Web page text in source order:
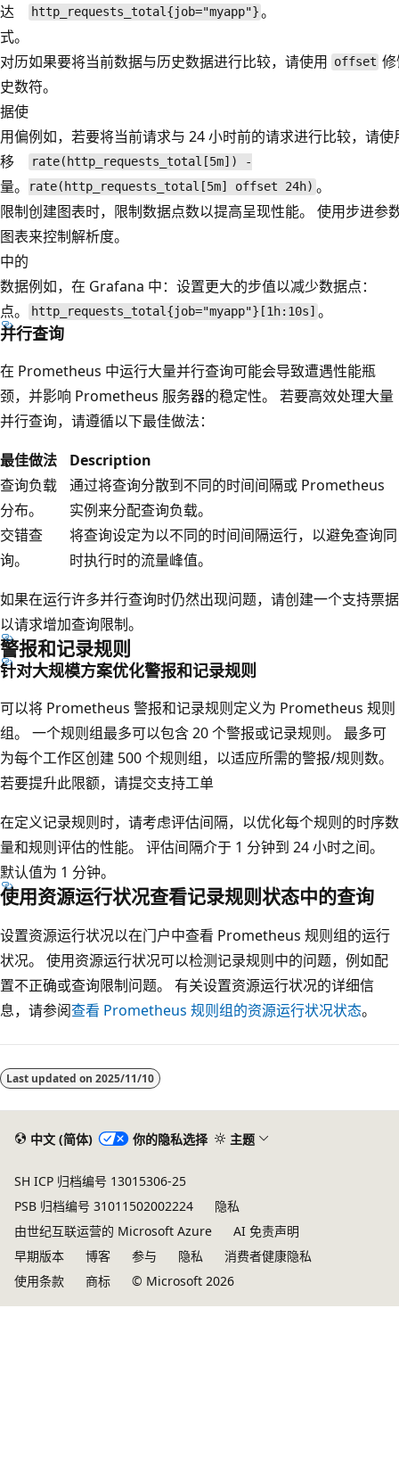
达
式。
http_requests_total{job="myapp"} 。
对历
史数
据使
用偏
移
量。
如果要将当前数据与历史数据进行比较，请使用 offset
符。
例如，若要将当前请求与 24 小时前的请求进行比较，请使
rate(http_requests_total[5m]) -
rate(http_requests_total[5m] offset 24h) 。
限制
图表
中的
数据
点。
创建图表时，限制数据点数以提高呈现性能。 使用步进参
来控制解析度。
例如，在 Grafana 中：设置更大的步值以减少数据点：
http_requests_total{job="myapp"}[1h:10s] 。
并行查询
在 Prometheus 中运行大量并行查询可能会导致遭遇性能瓶
颈，并影响 Prometheus 服务器的稳定性。 若要高效处理大量
并行查询，请遵循以下最佳做法：
最佳做法
Description
查询负载
分布。
通过将查询分散到不同的时间间隔或 Prometheus
实例来分配查询负载。
交错查
询。
将查询设定为以不同的时间间隔运行，以避免查询同
时执行时的流量峰值。
如果在运行许多并行查询时仍然出现问题，请创建一个支持票据
以请求增加查询限制。
警报和记录规则
针对大规模方案优化警报和记录规则
可以将 Prometheus 警报和记录规则定义为 Prometheus 规则
组。 一个规则组最多可以包含 20 个警报或记录规则。 最多可
为每个工作区创建 500 个规则组，以适应所需的警报/规则数。
若要提升此限额，请提交支持工单
在定义记录规则时，请考虑评估间隔，以优化每个规则的时序数
量和规则评估的性能。 评估间隔介于 1 分钟到 24 小时之间。
默认值为 1 分钟。
使用资源运行状况查看记录规则状态中的查询
设置资源运行状况以在门户中查看 Prometheus 规则组的运行
状况。 使用资源运行状况可以检测记录规则中的问题，例如配
置不正确或查询限制问题。 有关设置资源运行状况的详细信
息，请参阅查看 Prometheus 规则组的资源运行状况状态。
Last updated on 2025/11/10
中文 (简体) 你的隐私选择 主题
SH ICP 归档编号 13015306-25
PSB 归档编号 31011502002224
隐私
由世纪互联运营的 Microsoft Azure
AI 免责声明
早期版本
博客 参与 隐私
消费者健康隐私
使用条款
商标 © Microsoft 2026